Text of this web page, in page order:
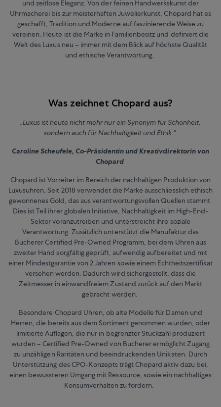
und zeitlose Eleganz. Von der feinen Handwerkskunst der
Uhrmacherei bis zur meisterhaften Juwelierkunst, Chopard hat es
geschafft, Tradition und Moderne auf faszinierende Weise zu
vereinen. Heute ist die Marke in Familienbesitz und definiert die
Welt des Luxus neu – immer mit dem Blick auf höchste Qualität
und ethische Verantwortung.
Was zeichnet Chopard aus?
„Luxus ist heute nicht mehr nur ein Synonym für Schönheit,
sondern auch für Nachhaltigkeit und Ethik.“
Caroline Scheufele, Co-Präsidentin und Kreativdirektorin von
Chopard
Chopard ist Vorreiter im Bereich der nachhaltigen Produktion von
Luxusuhren. Seit 2018 verwendet die Marke ausschliesslich ethisch
gewonnenes Gold, das aus verantwortungsvollen Quellen stammt.
Dies ist Teil ihrer globalen Initiative, Nachhaltigkeit im High-End-
Sektor voranzutreiben und unterstreicht ihre soziale
Verantwortung. Zusätzlich unterstützt die Manufaktur das
Bucherer Certified Pre-Owned Programm, bei dem Uhren aus
zweiter Hand sorgfältig geprüft, aufwendig aufbereitet und mit
einer Mindestgarantie von 2 Jahren sowie einem Echtheitszertifikat
versehen werden. Dadurch wird sichergestellt, dass die
Zeitmesser in einwandfreiem Zustand zurück auf den Markt
gebracht werden.
Besondere Chopard Uhren, ob alte Modelle für Damen und
Herren, die bereits aus dem Sortiment genommen wurden, oder
limitierte Auflagen, die nur in begrenzter Stückzahl produziert
wurden – Certified Pre-Owned von Bucherer ermöglicht Zugang
zu unzähligen Raritäten und beeindruckenden Unikaten. Durch
Unterstützung des CPO-Konzepts trägt Chopard aktiv dazu bei,
einen bewussteren Umgang mit Ressource, sowie ein nachhaltiges
Konsumverhalten zu fördern.